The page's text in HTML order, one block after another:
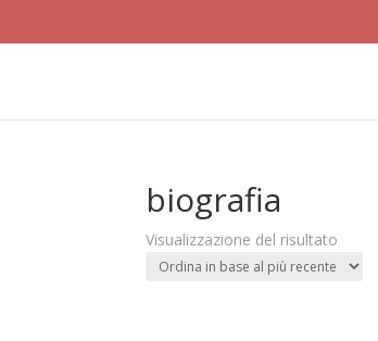
biografia
Visualizzazione del risultato